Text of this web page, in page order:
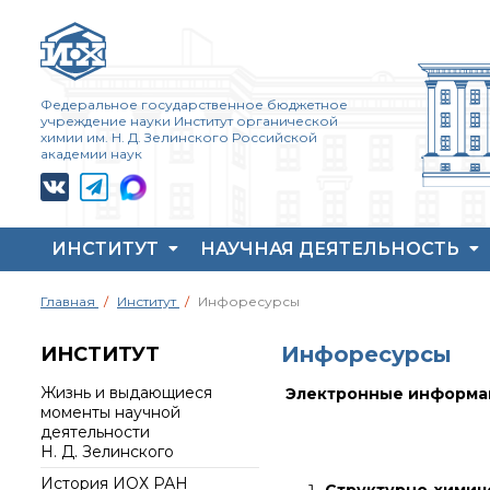
Федеральное государственное бюджетное
учреждение науки Институт органической
химии им. Н. Д. Зелинского Российской
академии наук
ИНСТИТУТ
моменты научной
Н. Д. Зелинского
Администрация
института
Научные школы
ИОХ РАН
пользования Института
РАН (ЦКП ИОХ РАН)
Библиотека
Инфоресурсы
НАУЧНАЯ ДЕЯТЕЛЬНОСТЬ
направления
Важнейшие
Научный Совет РАН
Главная Институт Инфоресурсы
ИНСТИТУТ
Жизнь и выдающиеся
моменты научной
деятельности
Н. Д. Зелинского
История ИОХ РАН
Инфоресурсы
Электронные